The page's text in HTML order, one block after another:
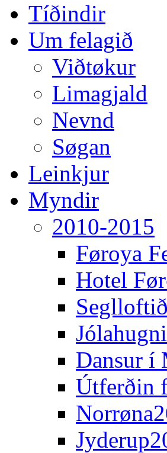
Tíðindir
Um felagið
Viðtøkur
Limagjald
Nevnd
Søgan
Leinkjur
Myndir
2010-2015
Føroya
Hotel
Dansur í
Útferðin